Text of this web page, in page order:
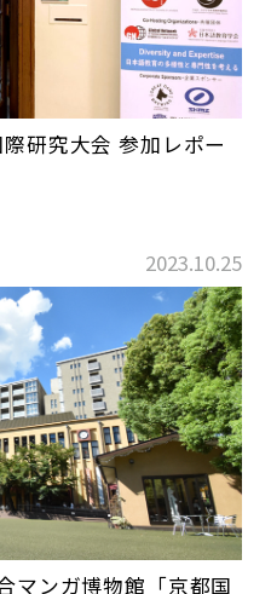
研究大会 参加レポー
2023.10.25
マンガ博物館「京都国